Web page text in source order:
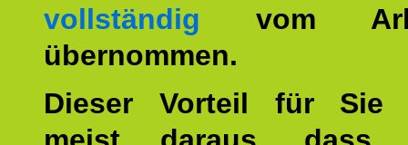
vollständig vom
übernommen.
Dieser Vorteil für Sie